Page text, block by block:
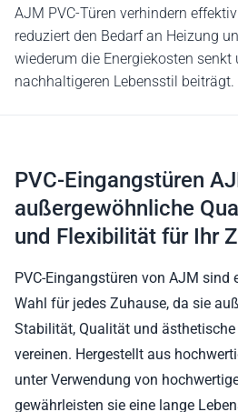
AJM PVC-Türen verhindern
reduziert den Bedarf an Heizung
wiederum die Energiekosten senkt
nachhaltigeren Lebensstil beiträgt.
PVC-Eingangstüren
außergewöhnliche
und Flexibilität für Ihr
PVC-Eingangstüren von AJM sind
Wahl für jedes Zuhause, da sie
Stabilität, Qualität und
vereinen. Hergestellt aus
unter Verwendung von
gewährleisten sie eine lange